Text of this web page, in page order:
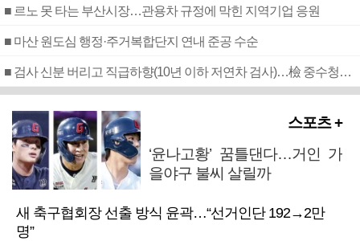
■ 르노 못 타는 부산시장…관용차 규정에 막힌 지역기업 응원
■ 마산 원도심 행정·주거복합단지 연내 준공 수순
■ 검사 신분 버리고 직급하향(10년 이하 저연차 검사)…檢 중수청행 기피
스포츠 +
‘윤나고황’ 꿈틀댄다…거인 가
을야구 불씨 살릴까
새 축구협회장 선출 방식 윤곽…“선거인단 192→2만
명”